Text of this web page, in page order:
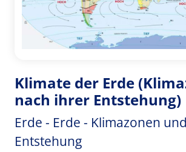
Klimate der Erde
nach ihrer Entstehung)
Erde - Erde - Klimazonen
Entstehung